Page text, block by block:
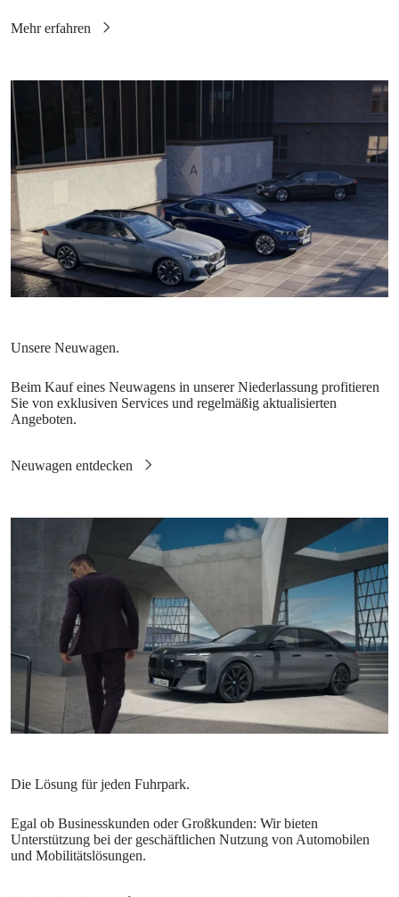
Beim Kauf eines Neuwagens in unserer Niederlassung profitieren
Sie von exklusiven Services und regelmäßig aktualisierten
Angeboten.
Egal ob Businesskunden oder Großkunden: Wir bieten
Unterstützung bei der geschäftlichen Nutzung von Automobilen
und Mobilitätslösungen.